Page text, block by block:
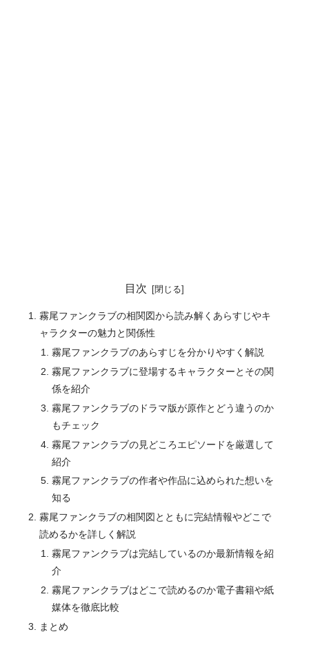
目次
霧尾ファンクラブの相関図から読み解くあらすじやキ
ャラクターの魅力と関係性
霧尾ファンクラブのあらすじを分かりやすく解説
霧尾ファンクラブに登場するキャラクターとその関
係を紹介
霧尾ファンクラブのドラマ版が原作とどう違うのか
もチェック
霧尾ファンクラブの見どころエピソードを厳選して
紹介
霧尾ファンクラブの作者や作品に込められた想いを
知る
霧尾ファンクラブの相関図とともに完結情報やどこで
読めるかを詳しく解説
霧尾ファンクラブは完結しているのか最新情報を紹
介
霧尾ファンクラブはどこで読めるのか電子書籍や紙
媒体を徹底比較
まとめ